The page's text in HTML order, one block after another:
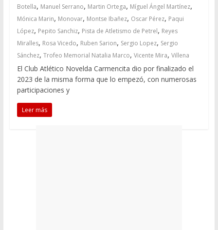
Botella, Manuel Serrano, Martin Ortega, Míguel Ángel Martínez,
Mónica Marin, Monovar, Montse Ibañez, Oscar Pérez, Paqui
López, Pepito Sanchiz, Pista de Atletismo de Petrel, Reyes
Miralles, Rosa Vicedo, Ruben Sarion, Sergio Lopez, Sergio
Sánchez, Trofeo Memorial Natalia Marco, Vicente Mira, Villena
El Club Atlético Novelda Carmencita dio por finalizado el
2023 de la misma forma que lo empezó, con numerosas
participaciones y
Leer más